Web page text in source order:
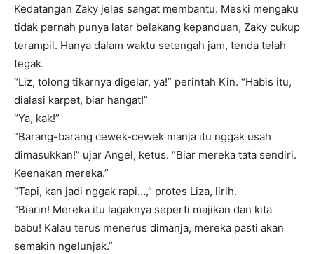
Kedatangan Zaky jelas sangat membantu. Meski mengaku
tidak pernah punya latar belakang kepanduan, Zaky cukup
terampil. Hanya dalam waktu setengah jam, tenda telah
tegak.
“Liz, tolong tikarnya digelar, ya!” perintah Kin. “Habis itu,
dialasi karpet, biar hangat!”
“Ya, kak!”
“Barang-barang cewek-cewek manja itu nggak usah
dimasukkan!” ujar Angel, ketus. “Biar mereka tata sendiri.
Keenakan mereka.”
“Tapi, kan jadi nggak rapi…,” protes Liza, lirih.
“Biarin! Mereka itu lagaknya seperti majikan dan kita
babu! Kalau terus menerus dimanja, mereka pasti akan
semakin ngelunjak.”